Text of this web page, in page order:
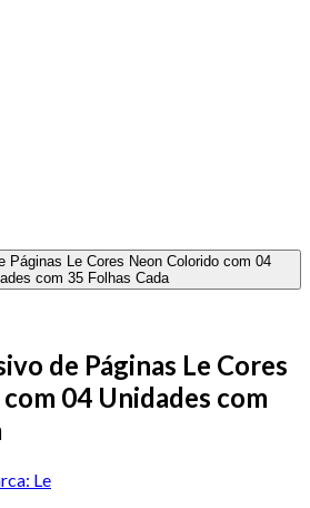
de Páginas Le Cores
04 Unidades com
Le